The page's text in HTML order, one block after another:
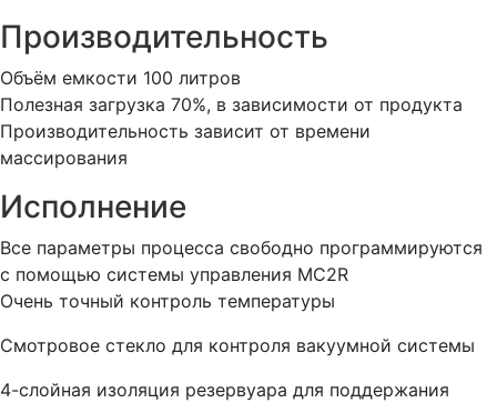
Производительность
Объём емкости 100 литров
Полезная загрузка 70%, в зависимости от продукта
Производительность зависит от времени
массирования
Исполнение
Все параметры процесса свободно программируются
с помощью системы управления MC2R
Очень точный контроль температуры
Смотровое стекло для контроля вакуумной системы
4-слойная изоляция резервуара для поддержания